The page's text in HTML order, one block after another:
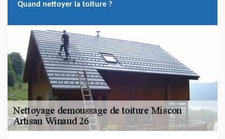
Quand nettoyer la toiture ?